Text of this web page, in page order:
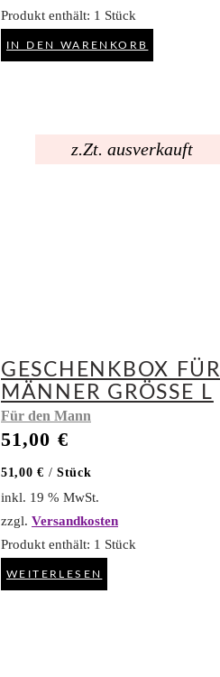
Produkt enthält: 1 Stück
IN DEN WARENKORB
z.Zt. ausverkauft
GESCHENKBOX FÜR
MÄNNER GRÖSSE L
Für den Mann
51,00 €
51,00€ /Stück
inkl. 19 % MwSt.
zzgl. Versandkosten
Produkt enthält: 1 Stück
WEITERLESEN